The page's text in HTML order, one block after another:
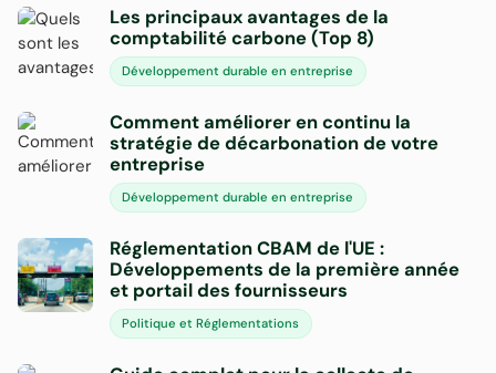
Les principaux avantages de la
comptabilité carbone (Top 8)
Développement durable en entreprise
Comment améliorer en continu la
stratégie de décarbonation de votre
entreprise
Développement durable en entreprise
Réglementation CBAM de l'UE :
Développements de la première année
et portail des fournisseurs
Politique et Réglementations